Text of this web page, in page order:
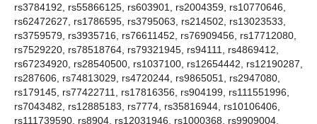
rs3784192, rs55866125, rs603901, rs2004359, rs10770646,
rs62472627, rs1786595, rs3795063, rs214502, rs13023533,
rs3759579, rs3935716, rs76611452, rs76909456, rs17712080,
rs7529220, rs78518764, rs79321945, rs94111, rs4869412,
rs67234920, rs28540500, rs1037100, rs12654442, rs12190287,
rs287606, rs74813029, rs4720244, rs9865051, rs2947080,
rs179145, rs77422711, rs17816356, rs904199, rs111551996,
rs7043482, rs12885183, rs7774, rs35816944, rs10106406,
rs111739590, rs8904, rs12031946, rs1000368, rs9909004,